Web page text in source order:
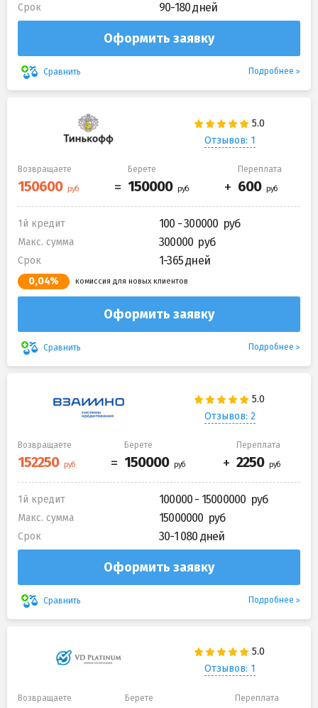
Срок 90-180 дней
Оформить заявку
Сравнить Подробнее
Отзывов: 1
Возвращаете Берете Переплата
1й кредит 100 - 300000
Макс. сумма 300000
Срок 1-365 дней
0,04% комиссия для новых клиентов
Оформить заявку
Сравнить Подробнее
Отзывов: 2
Возвращаете Берете Переплата
1й кредит 100000 - 15000000
Макс. сумма 15000000
Срок 30-1 080 дней
Оформить заявку
Сравнить Подробнее
Отзывов: 1
Возвращаете Берете Переплата